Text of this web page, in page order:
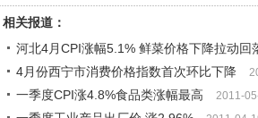
相关报道：
河北4月CPI涨幅5.1% 鲜菜价格下降拉动回
4月份西宁市消费价格指数首次环比下降
一季度CPI涨4.8%食品类涨幅最高 2011-